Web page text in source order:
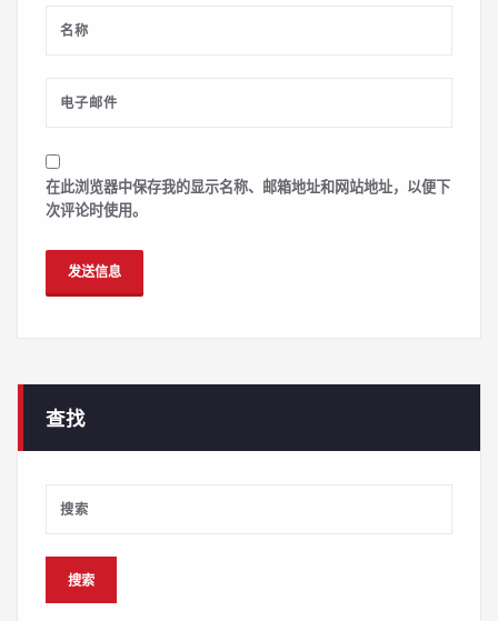
在此浏览器中保存我的显示名称、邮箱地址和网站地址，以便下
次评论时使用。
查找